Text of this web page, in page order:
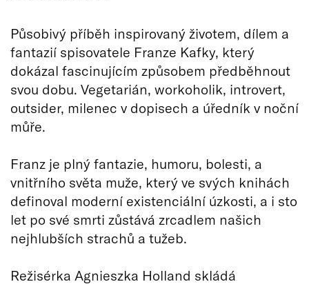
Působivý příběh inspirovaný životem, dílem a
fantazií spisovatele Franze Kafky, který
dokázal fascinujícím způsobem předběhnout
svou dobu. Vegetarián, workoholik, introvert,
outsider, milenec v dopisech a úředník v noční
můře.
Franz je plný fantazie, humoru, bolesti, a
vnitřního světa muže, který ve svých knihách
definoval moderní existenciální úzkosti, a i sto
let po své smrti zůstává zrcadlem našich
nejhlubších strachů a tužeb.
Režisérka Agnieszka Holland skládá